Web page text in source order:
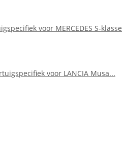
voor MERCEDES S-klasse